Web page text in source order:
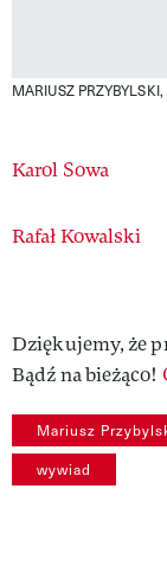
MARIUSZ
Authors
Karol Sowa
Rafał Kowalski
Dziękujemy, że
Bądź na bieżąco!
Mariusz
wywiad